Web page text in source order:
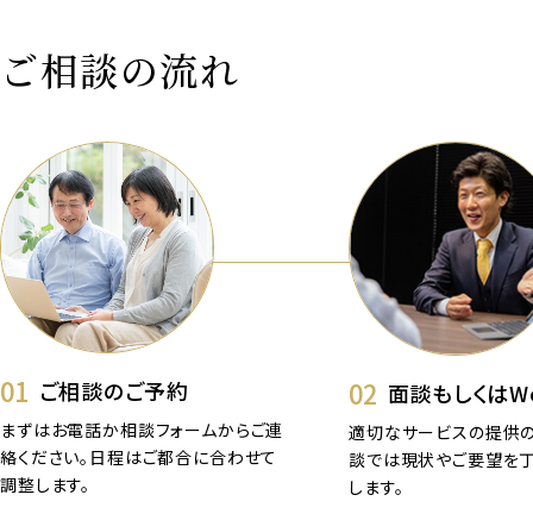
ご相談の流れ
01 ご相談のご予約
まずはお電話か相談フォームからご連
絡ください。日程はご都合に合わせて
調整します。
02 面談もしくは
適切なサービスの提供
談では現状やご要望を
します。